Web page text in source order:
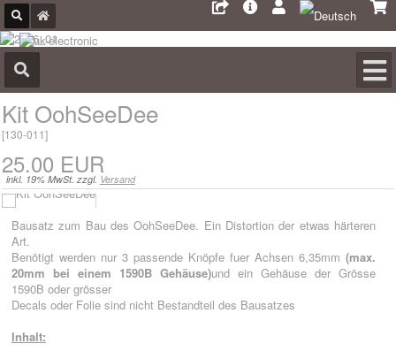
Kit OohSeeDee
[130-011]
25.00 EUR
inkl. 19% MwSt. zzgl. Versand
Bausatz zum Bau des OohSeeDee. Ein Distortion der etwas härteren
Art.
Benötigt werden nur 3 passende Knöpfe fuer Achsen 6,35mm(max.
20mm bei einem 1590B Gehäuse)und ein Gehäuse der Grösse
1590B oder grösser
Decals oder Folie sind nicht Bestandteil des Bausatzes
Inhalt: